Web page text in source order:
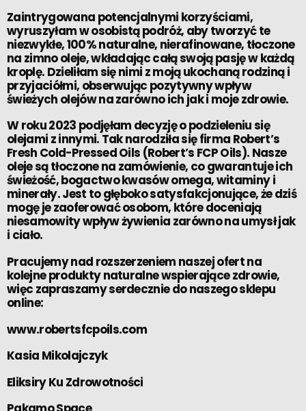
Zaintrygowana potencjalnymi korzyściami,
wyruszyłam w osobistą podróż, aby tworzyć te
niezwykłe, 100% naturalne, nierafinowane, tłoczone
na zimno oleje, wkładając całą swoją pasję w każdą
kroplę. Dzieliłam się nimi z moją ukochaną rodziną i
przyjaciółmi, obserwując pozytywny wpływ
świeżych olejów na zarówno ich jak i moje zdrowie.
W roku 2023 podjęłam decyzję o podzieleniu się
olejami z innymi. Tak narodziła się firma Robert’s
Fresh Cold-Pressed Oils (Robert’s FCP Oils). Nasze
oleje są tłoczone na zamówienie, co gwarantuje ich
świeżość, bogactwo kwasów omega, witaminy i
minerały. Jest to głęboko satysfakcjonujące, że dziś
mogę je zaoferować osobom, które doceniają
niesamowity wpływ żywienia zarówno na umysł jak
i ciało.
Pracujemy nad rozszerzeniem naszej ofert na
kolejne produkty naturalne wspierające zdrowie,
więc zapraszamy serdecznie do naszego sklepu
online:
www.robertsfcpoils.com
Kasia Mikolajczyk
Eliksiry Ku Zdrowotności